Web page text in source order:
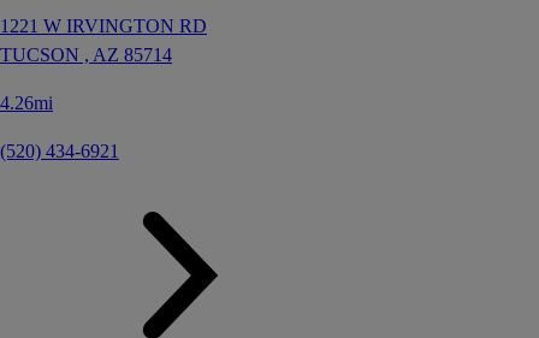
1221 W IRVINGTON RD
TUCSON , AZ 85714
4.26mi
(520) 434-6921